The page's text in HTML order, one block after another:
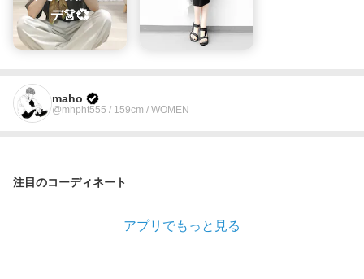
デ👗💞
maho
@mhpht555 / 159cm / WOMEN
注目のコーディネート
アプリでもっと見る